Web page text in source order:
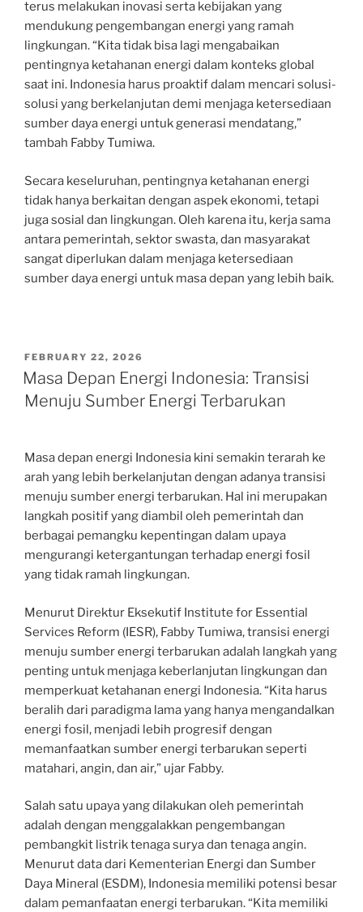
terus melakukan inovasi serta kebijakan yang
mendukung pengembangan energi yang ramah
lingkungan. “Kita tidak bisa lagi mengabaikan
pentingnya ketahanan energi dalam konteks global
saat ini. Indonesia harus proaktif dalam mencari solusi-
solusi yang berkelanjutan demi menjaga ketersediaan
sumber daya energi untuk generasi mendatang,”
tambah Fabby Tumiwa.
Secara keseluruhan, pentingnya ketahanan energi
tidak hanya berkaitan dengan aspek ekonomi, tetapi
juga sosial dan lingkungan. Oleh karena itu, kerja sama
antara pemerintah, sektor swasta, dan masyarakat
sangat diperlukan dalam menjaga ketersediaan
sumber daya energi untuk masa depan yang lebih baik.
POSTED
ON
FEBRUARY 22, 2026
Masa Depan Energi Indonesia: Transisi
Menuju Sumber Energi Terbarukan
Masa depan energi Indonesia kini semakin terarah ke
arah yang lebih berkelanjutan dengan adanya transisi
menuju sumber energi terbarukan. Hal ini merupakan
langkah positif yang diambil oleh pemerintah dan
berbagai pemangku kepentingan dalam upaya
mengurangi ketergantungan terhadap energi fosil
yang tidak ramah lingkungan.
Menurut Direktur Eksekutif Institute for Essential
Services Reform (IESR), Fabby Tumiwa, transisi energi
menuju sumber energi terbarukan adalah langkah yang
penting untuk menjaga keberlanjutan lingkungan dan
memperkuat ketahanan energi Indonesia. “Kita harus
beralih dari paradigma lama yang hanya mengandalkan
energi fosil, menjadi lebih progresif dengan
memanfaatkan sumber energi terbarukan seperti
matahari, angin, dan air,” ujar Fabby.
Salah satu upaya yang dilakukan oleh pemerintah
adalah dengan menggalakkan pengembangan
pembangkit listrik tenaga surya dan tenaga angin.
Menurut data dari Kementerian Energi dan Sumber
Daya Mineral (ESDM), Indonesia memiliki potensi besar
dalam pemanfaatan energi terbarukan. “Kita memiliki